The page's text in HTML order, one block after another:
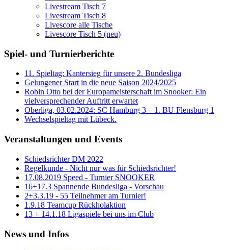
Livestream Tisch 7
Livestream Tisch 8
Livescore alle Tische
Livescore Tisch 5 (neu)
Spiel- und Turnierberichte
11. Spieltag: Kantersieg für unsere 2. Bundesliga
Gelungener Start in die neue Saison 2024/2025
Robin Otto bei der Europameisterschaft im Snooker: Ein
vielversprechender Auftritt erwartet
Oberliga, 03.02.2024: SC Hamburg 3 – 1. BU Flensburg 1
Wechselspieltag mit Lübeck.
Veranstaltungen und Events
Schiedsrichter DM 2022
Regelkunde - Nicht nur was für Schiedsrichter!
17.08.2019 Speed - Turnier SNOOKER
16+17.3 Spannende Bundesliga - Vorschau
2+3.3.19 - 55 Teilnehmer am Turnier!
1.9.18 Teamcup Rückholaktion
13 + 14.1.18 Ligaspiele bei uns im Club
News und Infos